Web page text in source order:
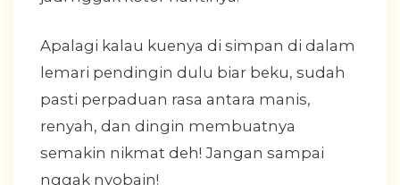
Apalagi kalau kuenya di simpan di dalam
lemari pendingin dulu biar beku, sudah
pasti perpaduan rasa antara manis,
renyah, dan dingin membuatnya
semakin nikmat deh! Jangan sampai
nggak nyobain!